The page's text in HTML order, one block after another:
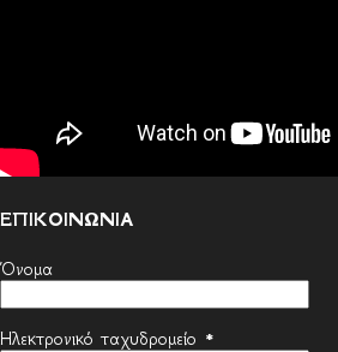
ΕΠΙΚΟΙΝΩΝΙΑ
Όνομα
Ηλεκτρονικό ταχυδρομείο *